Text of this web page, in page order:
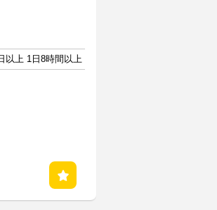
以上 1日8時間以上